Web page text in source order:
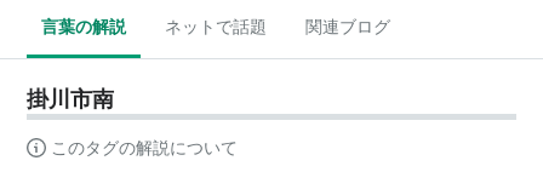
言葉の解説 ネットで話題 関連ブログ
掛川市南
このタグの解説について